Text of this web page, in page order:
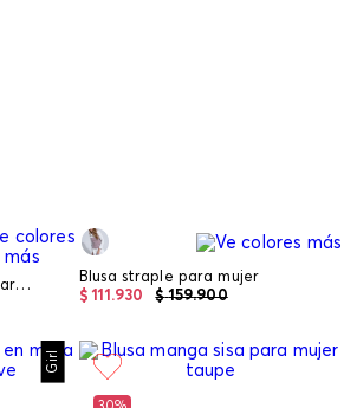
Bluson camisero manga larga para mujer
Blusa straple para mujer
$ 159.900
$ 111 .930
Girl